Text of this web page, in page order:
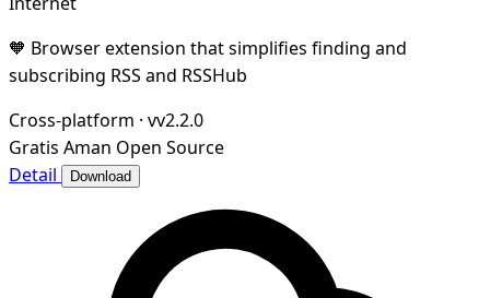
🧡 Browser extension that simplifies finding and
subscribing RSS and RSSHub
Cross-platform · vv2.2.0
Gratis Aman Open Source
Detail
Download